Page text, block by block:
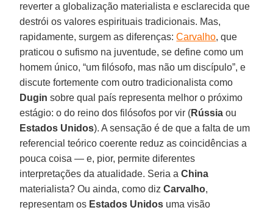
reverter a globalização materialista e esclarecida que
destrói os valores espirituais tradicionais. Mas,
rapidamente, surgem as diferenças:Carvalho, que
praticou o sufismo na juventude, se define como um
homem único, “um filósofo, mas não um discípulo”, e
discute fortemente com outro tradicionalista como
Dugin sobre qual país representa melhor o próximo
estágio: o do reino dos filósofos por vir (Rússia ou
Estados Unidos). A sensação é de que a falta de um
referencial teórico coerente reduz as coincidências a
pouca coisa — e, pior, permite diferentes
interpretações da atualidade. Seria aChina
materialista? Ou ainda, como dizCarvalho,
representam os Estados Unidos uma visão